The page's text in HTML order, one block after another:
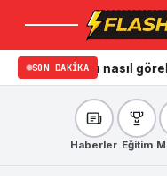
Menü
SON DAKIKA
nasıl görebilirim?
Haberler Eğitim